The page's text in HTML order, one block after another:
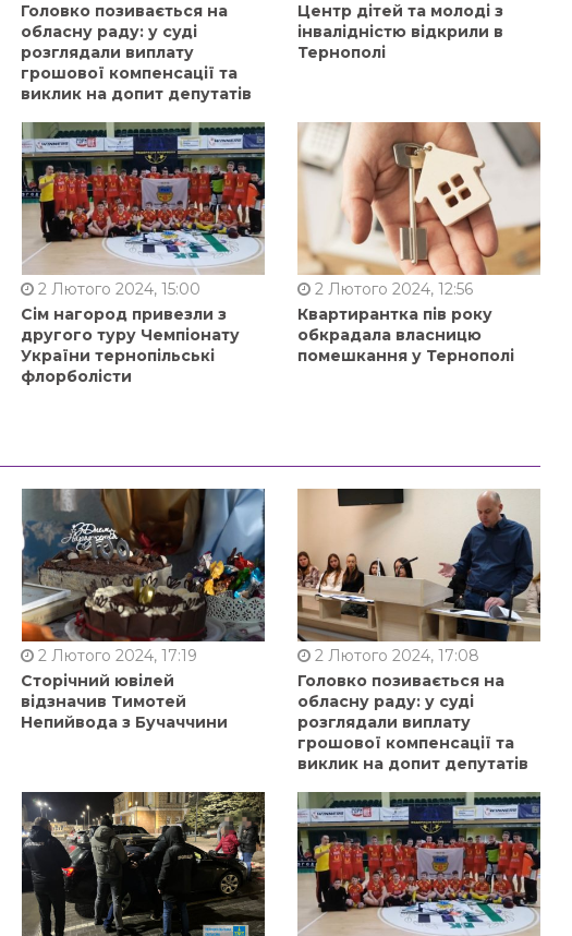
Головко позивається на
обласну раду: у суді
розглядали виплату
грошової компенсації та
виклик на допит депутатів
Центр дітей та молоді з
інвалідністю відкрили в
Тернополі
2 Лютого 2024, 15:00
Сім нагород привезли з
другого туру Чемпіонату
України тернопільські
флорболісти
2 Лютого 2024, 12:56
Квартирантка пів року
обкрадала власницю
помешкання у Тернополі
2 Лютого 2024, 17:19
Сторічний ювілей
відзначив Тимотей
Непийвода з Бучаччини
2 Лютого 2024, 17:08
Головко позивається на
обласну раду: у суді
розглядали виплату
грошової компенсації та
виклик на допит депутатів